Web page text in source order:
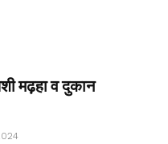
मढ़हा व दुकान